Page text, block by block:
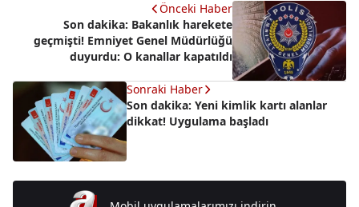
Önceki Haber
Son dakika: Bakanlık harekete
geçmişti! Emniyet Genel Müdürlüğü
duyurdu: O kanallar kapatıldı
Sonraki Haber
Son dakika: Yeni kimlik kartı alanlar
dikkat! Uygulama başladı